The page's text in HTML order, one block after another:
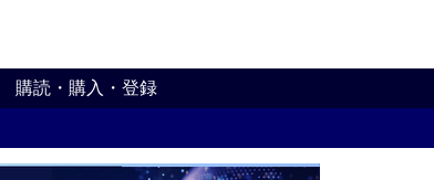
購読・購入・登録